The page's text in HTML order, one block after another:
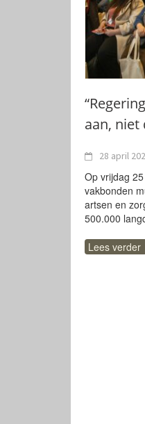
aan, niet
28 april
Op vrijdag
vakbonden
artsen en
500.000
Lees verder